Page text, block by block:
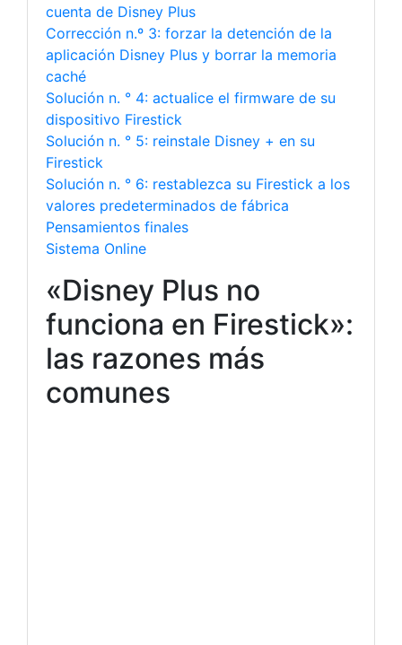
cuenta de Disney Plus
Corrección n.º 3: forzar la detención de la
aplicación Disney Plus y borrar la memoria
caché
Solución n. ° 4: actualice el firmware de su
dispositivo Firestick
Solución n. ° 5: reinstale Disney + en su
Firestick
Solución n. ° 6: restablezca su Firestick a los
valores predeterminados de fábrica
Pensamientos finales
Sistema Online
«Disney Plus no
funciona en Firestick»:
las razones más
comunes